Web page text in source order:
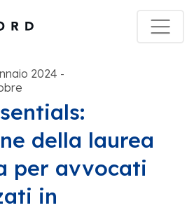
2024 -
della laurea
per avvocati
in